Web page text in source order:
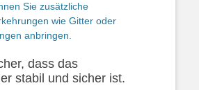
Sie zusätzliche
wie Gitter oder
anbringen.
dass das
stabil und sicher ist.